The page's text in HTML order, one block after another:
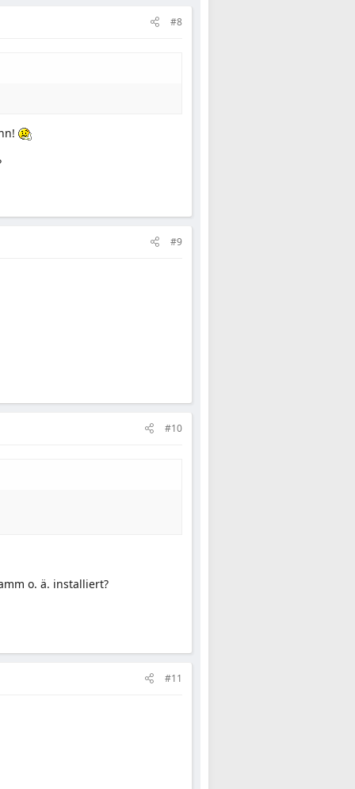
#8
#9
#10
o. ä. installiert?
#11